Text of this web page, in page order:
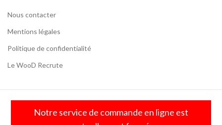
Nous contacter
Mentions légales
Politique de confidentialité
Le WooD Recrute
Notre service de commande en ligne est